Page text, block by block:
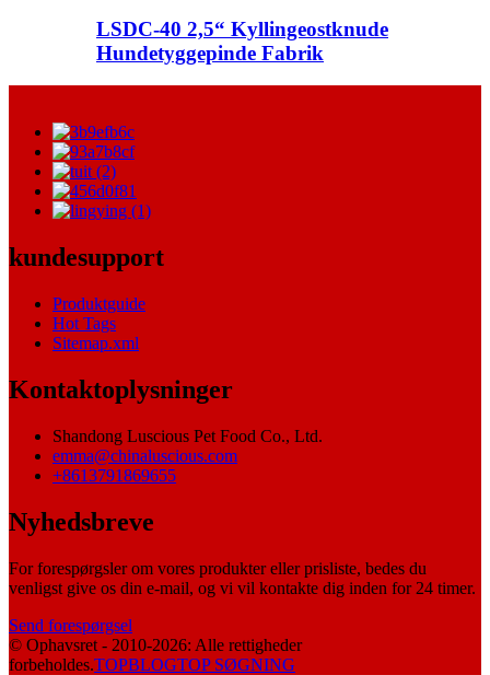
LSDC-40 2,5“ Kyllingeostknude
Hundetyggepinde Fabrik
kundesupport
Produktguide
Hot Tags
Sitemap.xml
Kontaktoplysninger
Shandong Luscious Pet Food Co., Ltd.
emma@chinaluscious.com
+8613791869655
Nyhedsbreve
For forespørgsler om vores produkter eller prisliste, bedes du
venligst give os din e-mail, og vi vil kontakte dig inden for 24 timer.
Send forespørgsel
© Ophavsret - 2010-2026: Alle rettigheder
forbeholdes.TOPBLOGTOP SØGNING